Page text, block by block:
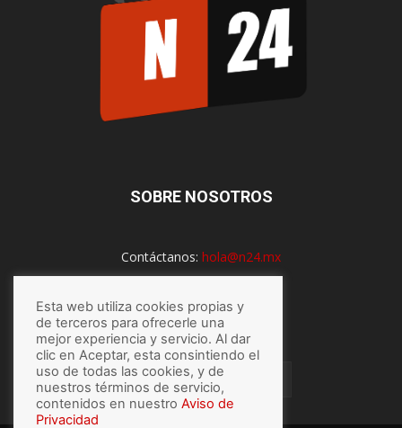
SOBRE NOSOTROS
Contáctanos: hola@n24.mx
SÍGUENOS
Esta web utiliza cookies propias y
de terceros para ofrecerle una
mejor experiencia y servicio. Al dar
clic en Aceptar, esta consintiendo el
uso de todas las cookies, y de
nuestros términos de servicio,
contenidos en nuestro Aviso de
Privacidad